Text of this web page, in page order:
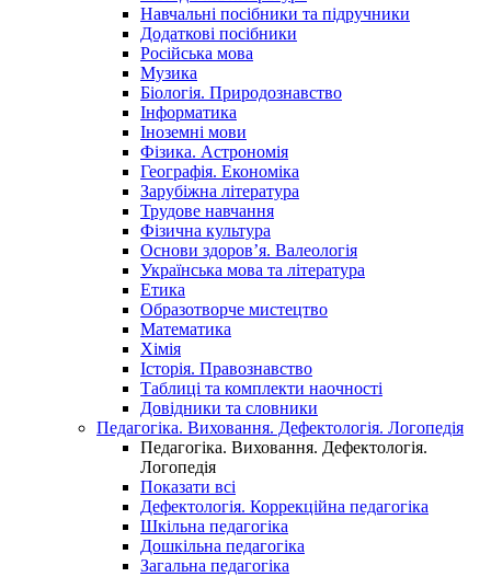
Навчальні посібники та підручники
Додаткові посібники
Російська мова
Музика
Біологія. Природознавство
Інформатика
Іноземні мови
Фізика. Астрономія
Географія. Економіка
Зарубіжна література
Трудове навчання
Фізична культура
Основи здоров’я. Валеологія
Українська мова та література
Етика
Образотворче мистецтво
Математика
Хімія
Історія. Правознавство
Таблиці та комплекти наочності
Довідники та словники
Педагогіка. Виховання. Дефектологія. Логопедія
Педагогіка. Виховання. Дефектологія.
Логопедія
Показати всі
Дефектологія. Коррекційна педагогіка
Шкільна педагогіка
Дошкільна педагогіка
Загальна педагогіка